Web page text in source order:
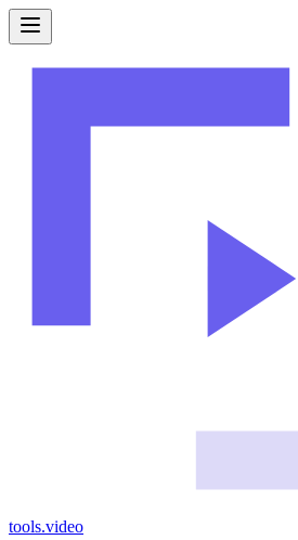
tools.video